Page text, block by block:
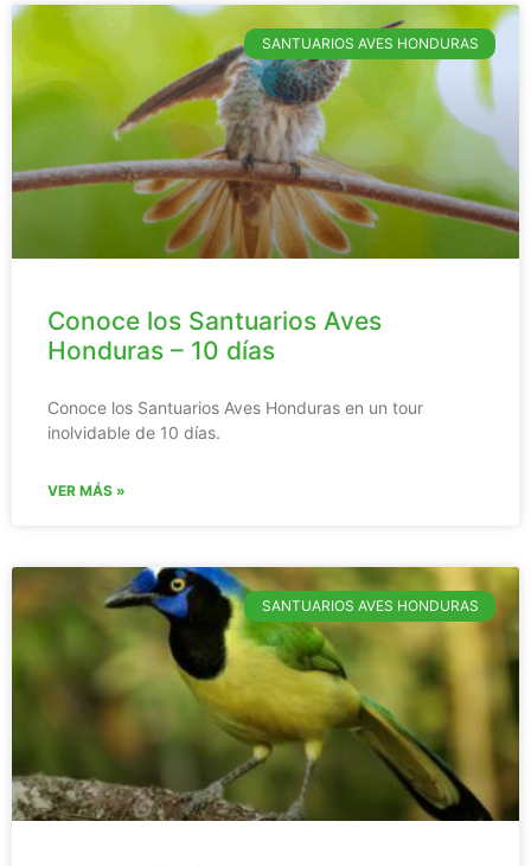
SANTUARIOS AVES HONDURAS
Conoce los Santuarios Aves
Honduras – 10 días
Conoce los Santuarios Aves Honduras en un tour
inolvidable de 10 días.
VER MÁS »
SANTUARIOS AVES HONDURAS